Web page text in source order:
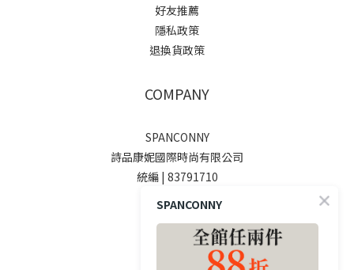
好友推薦
隱私政策
退換貨政策
COMPANY
SPANCONNY
詩品康妮國際時尚有限公司
統編 | 83791710
SOCIALS
SPANCONNY